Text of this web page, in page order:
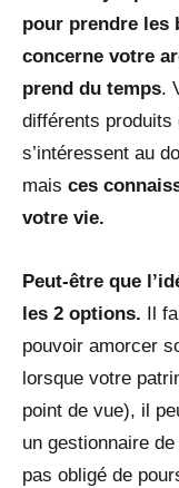
pour prendre les
concerne votre
prend du temps.
différents produits
s’intéressent au
mais ces
votre vie.
Peut-être que
les 2 options.
Il
pouvoir amorcer
lorsque votre
point de vue), il
un gestionnaire
pas obligé de